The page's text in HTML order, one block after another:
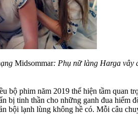
Midsommar: Phụ nữ làng Harga vây
bộ phim năm 2019 thể hiện tầm quan
bị tinh thần cho những ganh đua hiểm
bội lạnh lùng không hề có. Mỗi câu